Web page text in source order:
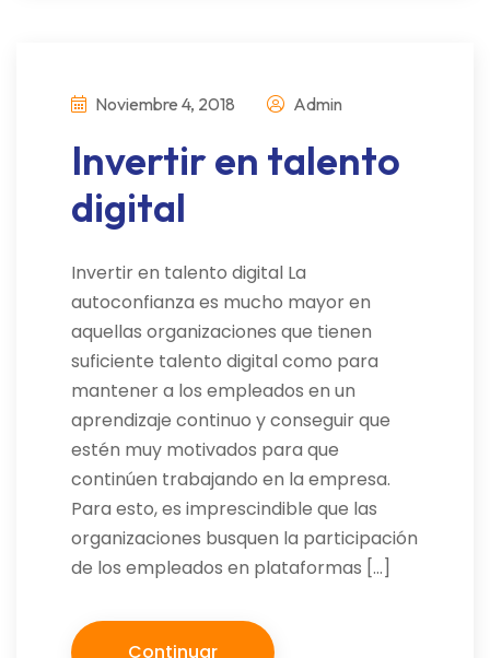
Noviembre 4, 2018 Admin
Invertir en talento
digital
Invertir en talento digital La
autoconfianza es mucho mayor en
aquellas organizaciones que tienen
suficiente talento digital como para
mantener a los empleados en un
aprendizaje continuo y conseguir que
estén muy motivados para que
continúen trabajando en la empresa.
Para esto, es imprescindible que las
organizaciones busquen la participación
de los empleados en plataformas […]
Continuar